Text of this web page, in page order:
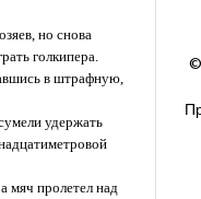
но снова
голкипера.
в штрафную,
удержать
мяч пролетел над
©